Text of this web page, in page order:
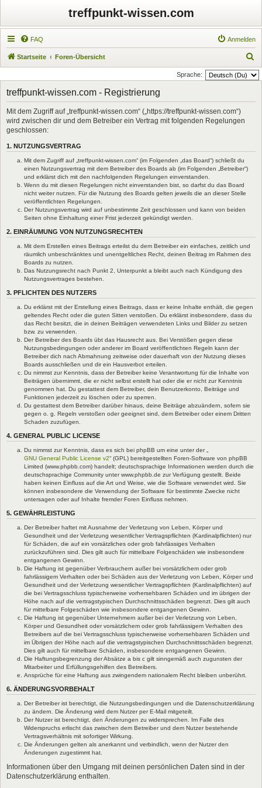
treffpunkt-wissen.com
FAQ Anmelden
Startseite Foren-Übersicht
u
Sprache:
treffpunkt-wissen.com - Registrierung
Mit dem Zugriff auf „treffpunkt-wissen.com“ („https://treffpunkt-wissen.com“)
wird zwischen dir und dem Betreiber ein Vertrag mit folgenden Regelungen
geschlossen:
1. NUTZUNGSVERTRAG
Mit dem Zugriff auf „treffpunkt-wissen.com“ (im Folgenden „das Board“) schließt du
einen Nutzungsvertrag mit dem Betreiber des Boards ab (im Folgenden „Betreiber“)
und erklärst dich mit den nachfolgenden Regelungen einverstanden.
Wenn du mit diesen Regelungen nicht einverstanden bist, so darfst du das Board
nicht weiter nutzen. Für die Nutzung des Boards gelten jeweils die an dieser Stelle
veröffentlichten Regelungen.
Der Nutzungsvertrag wird auf unbestimmte Zeit geschlossen und kann von beiden
Seiten ohne Einhaltung einer Frist jederzeit gekündigt werden.
2. EINRÄUMUNG VON NUTZUNGSRECHTEN
Mit dem Erstellen eines Beitrags erteilst du dem Betreiber ein einfaches, zeitlich und
räumlich unbeschränktes und unentgeltliches Recht, deinen Beitrag im Rahmen des
Boards zu nutzen.
Das Nutzungsrecht nach Punkt 2, Unterpunkt a bleibt auch nach Kündigung des
Nutzungsvertrages bestehen.
3. PFLICHTEN DES NUTZERS
Du erklärst mit der Erstellung eines Beitrags, dass er keine Inhalte enthält, die gegen
geltendes Recht oder die guten Sitten verstoßen. Du erklärst insbesondere, dass du
das Recht besitzt, die in deinen Beiträgen verwendeten Links und Bilder zu setzen
bzw. zu verwenden.
Der Betreiber des Boards übt das Hausrecht aus. Bei Verstößen gegen diese
Nutzungsbedingungen oder anderer im Board veröffentlichten Regeln kann der
Betreiber dich nach Abmahnung zeitweise oder dauerhaft von der Nutzung dieses
Boards ausschließen und dir ein Hausverbot erteilen.
Du nimmst zur Kenntnis, dass der Betreiber keine Verantwortung für die Inhalte von
Beiträgen übernimmt, die er nicht selbst erstellt hat oder die er nicht zur Kenntnis
genommen hat. Du gestattest dem Betreiber, dein Benutzerkonto, Beiträge und
Funktionen jederzeit zu löschen oder zu sperren.
Du gestattest dem Betreiber darüber hinaus, deine Beiträge abzuändern, sofern sie
gegen o. g. Regeln verstoßen oder geeignet sind, dem Betreiber oder einem Dritten
Schaden zuzufügen.
4. GENERAL PUBLIC LICENSE
Du nimmst zur Kenntnis, dass es sich bei phpBB um eine unter der „
GNU General Public License v2“ (GPL) bereitgestellten Foren-Software von phpBB
Limited (www.phpbb.com) handelt; deutschsprachige Informationen werden durch die
deutschsprachige Community unter www.phpbb.de zur Verfügung gestellt. Beide
haben keinen Einfluss auf die Art und Weise, wie die Software verwendet wird. Sie
können insbesondere die Verwendung der Software für bestimmte Zwecke nicht
untersagen oder auf Inhalte fremder Foren Einfluss nehmen.
5. GEWÄHRLEISTUNG
Der Betreiber haftet mit Ausnahme der Verletzung von Leben, Körper und
Gesundheit und der Verletzung wesentlicher Vertragspflichten (Kardinalpflichten) nur
für Schäden, die auf ein vorsätzliches oder grob fahrlässiges Verhalten
zurückzuführen sind. Dies gilt auch für mittelbare Folgeschäden wie insbesondere
entgangenen Gewinn.
Die Haftung ist gegenüber Verbrauchern außer bei vorsätzlichem oder grob
fahrlässigem Verhalten oder bei Schäden aus der Verletzung von Leben, Körper und
Gesundheit und der Verletzung wesentlicher Vertragspflichten (Kardinalpflichten) auf
die bei Vertragsschluss typischerweise vorhersehbaren Schäden und im übrigen der
Höhe nach auf die vertragstypischen Durchschnittsschäden begrenzt. Dies gilt auch
für mittelbare Folgeschäden wie insbesondere entgangenen Gewinn.
Die Haftung ist gegenüber Unternehmern außer bei der Verletzung von Leben,
Körper und Gesundheit oder vorsätzlichem oder grob fahrlässigem Verhalten des
Betreibers auf die bei Vertragsschluss typischerweise vorhersehbaren Schäden und
im Übrigen der Höhe nach auf die vertragstypischen Durchschnittsschäden begrenzt.
Dies gilt auch für mittelbare Schäden, insbesondere entgangenen Gewinn.
Die Haftungsbegrenzung der Absätze a bis c gilt sinngemäß auch zugunsten der
Mitarbeiter und Erfüllungsgehilfen des Betreibers.
Ansprüche für eine Haftung aus zwingendem nationalem Recht bleiben unberührt.
6. ÄNDERUNGSVORBEHALT
Der Betreiber ist berechtigt, die Nutzungsbedingungen und die Datenschutzerklärung
zu ändern. Die Änderung wird dem Nutzer per E-Mail mitgeteilt.
Der Nutzer ist berechtigt, den Änderungen zu widersprechen. Im Falle des
Widerspruchs erlischt das zwischen dem Betreiber und dem Nutzer bestehende
Vertragsverhältnis mit sofortiger Wirkung.
Die Änderungen gelten als anerkannt und verbindlich, wenn der Nutzer den
Änderungen zugestimmt hat.
Informationen über den Umgang mit deinen persönlichen Daten sind in der
Datenschutzerklärung enthalten.